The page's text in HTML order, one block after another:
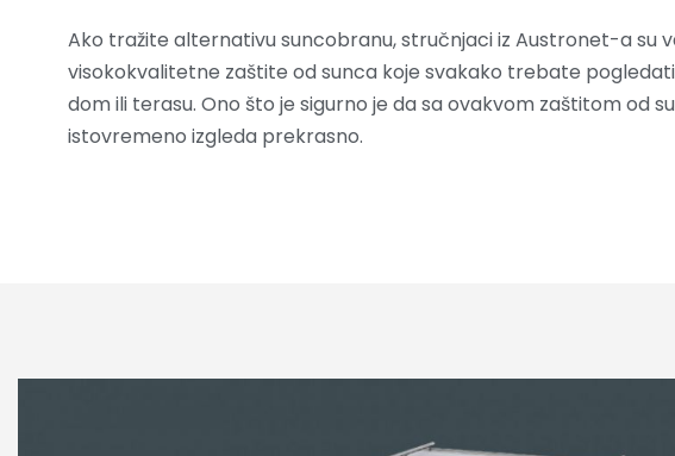
Ako tražite alternativu suncobranu, stručnjaci iz Austronet-a su
visokokvalitetne zaštite od sunca koje svakako trebate
dom ili terasu. Ono što je sigurno je da sa ovakvom zaštitom od
istovremeno izgleda prekrasno.